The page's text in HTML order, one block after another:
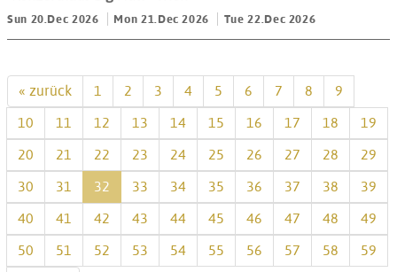
Sun 20.Dec 2026 Mon 21.Dec 2026 Tue 22.Dec 2026
« zurück 1 2 3 4 5 6 7 8
9
10
11 12 13 14 15 16 17 18
19
20
21 22 23 24 25 26 27 28
29
30
31 32 33 34 35 36 37 38
39
40
41 42 43 44 45 46 47 48
49
50
51 52 53 54 55 56 57 58
59